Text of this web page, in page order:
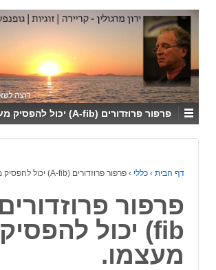
↓
SKIP
TO
MAIN
CONTENT
פרפור פרוזדורים (A-fib) יכול להפסיק מעצמו.
דף הבית › כללי › פרפור פרוזדורים (A-fib) יכול להפסיק מעצמו.
fib) יכול להפסיק
מעצמו.